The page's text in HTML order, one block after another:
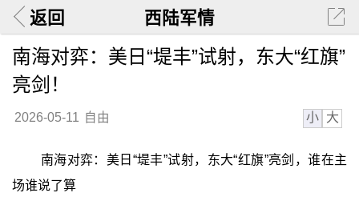
返回 西陆军情
南海对弈：美日“堤丰”试射，东大“红旗”
亮剑！
2026-05-11 自由 小 大
南海对弈：美日“堤丰”试射，东大“红旗”亮剑，谁在主
场谁说了算